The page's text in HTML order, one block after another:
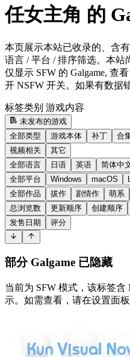
任女主角 的
本页展示本站已收录的、含
语言 / 平台 / 排序筛选。本站
仅显示 SFW 的 Galgame, 查
开 NSFW 开关。如果有数据
标签类别 游戏内容
未发布的游戏
全部类型
游戏本体 补丁 合
视频相关
其它
全部语言
日语 英语 简体中
全部平台
Windows macOS
全部作品
拔作 剧情作 萌系
总浏览数
更新顺序 创建顺序
发售日期
评分
部分 Galgame 已隐藏
当前为 SFW 模式，该标签含
示。如需查看，请在设置面板